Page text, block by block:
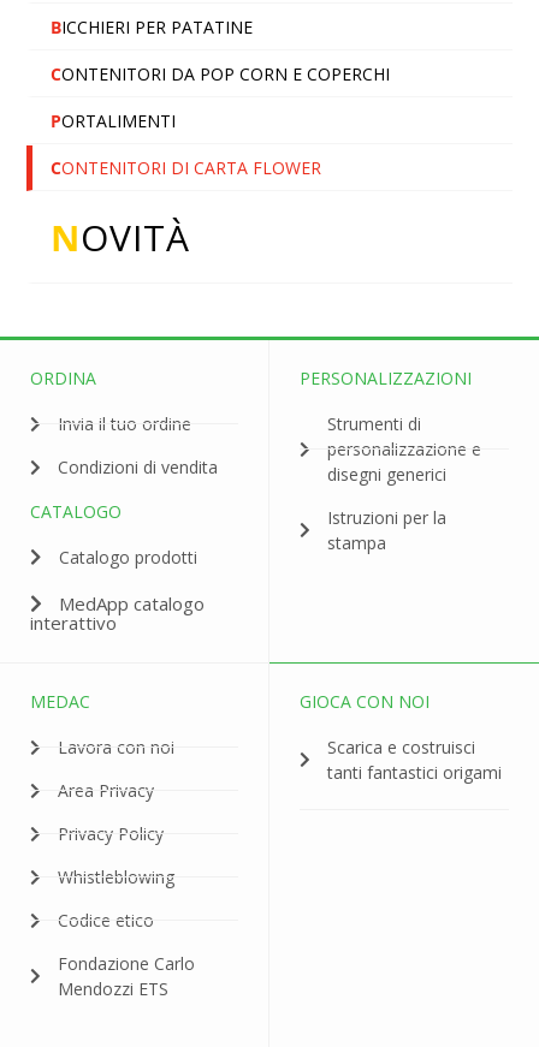
BICCHIERI PER PATATINE
CONTENITORI DA POP CORN E COPERCHI
PORTALIMENTI
CONTENITORI DI CARTA FLOWER
NOVITÀ
ORDINA
Invia il tuo ordine
Condizioni di vendita
CATALOGO
Catalogo prodotti
MedApp catalogo
interattivo
PERSONALIZZAZIONI
Strumenti di
personalizzazione e
disegni generici
Istruzioni per la
stampa
MEDAC
Lavora con noi
Area Privacy
Privacy Policy
Whistleblowing
Codice etico
Fondazione Carlo
Mendozzi ETS
GIOCA CON NOI
Scarica e costruisci
tanti fantastici origami